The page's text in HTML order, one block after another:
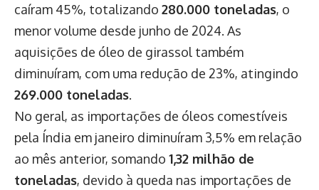
caíram 45%, totalizando 280.000 toneladas, o
menor volume desde junho de 2024. As
aquisições de óleo de girassol também
diminuíram, com uma redução de 23%, atingindo
269.000 toneladas.
No geral, as importações de óleos comestíveis
pela Índia em janeiro diminuíram 3,5% em relação
ao mês anterior, somando 1,32 milhão de
toneladas, devido à queda nas importações de